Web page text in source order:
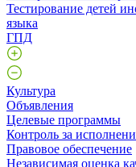
Тестирование детей
языка
ГПД
Культура
Объявления
Целевые программы
Контроль за
Правовое обеспечение
Независимая оценка